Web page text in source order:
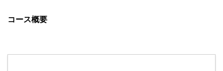
コース概要